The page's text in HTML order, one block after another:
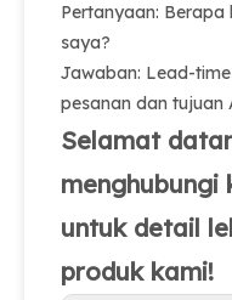
Pertanyaan: Berapa
saya?
Jawaban: Lead-
pesanan dan tujuan
Selamat
menghubungi
untuk detail
produk kami!